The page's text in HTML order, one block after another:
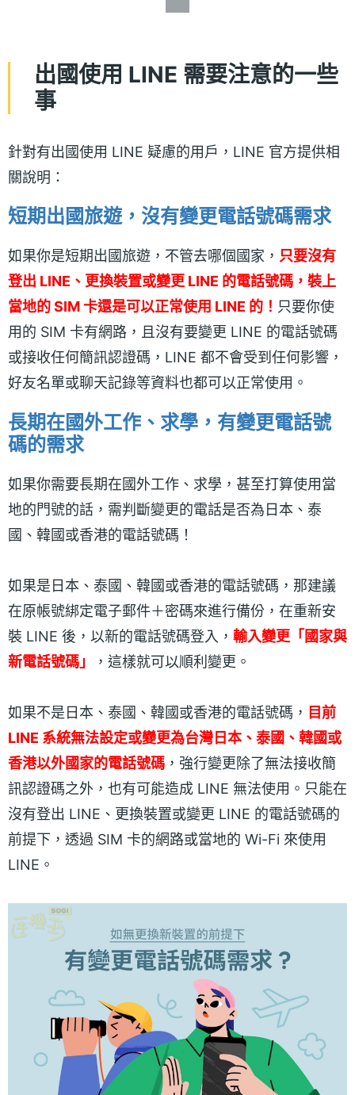
出國使用 LINE 需要注意的一些
事
針對有出國使用 LINE 疑慮的用戶，LINE 官方提供相
關說明：
短期出國旅遊，沒有變更電話號碼需求
如果你是短期出國旅遊，不管去哪個國家， 只要沒有
登出 LINE、更換裝置或變更 LINE 的電話號碼，裝上
當地的 SIM 卡還是可以正常使用 LINE 的！ 只要你使
用的 SIM 卡有網路，且沒有要變更 LINE 的電話號碼
或接收任何簡訊認證碼，LINE 都不會受到任何影響，
好友名單或聊天記錄等資料也都可以正常使用。
長期在國外工作、求學，有變更電話號
碼的需求
如果你需要長期在國外工作、求學，甚至打算使用當
地的門號的話，需判斷變更的電話是否為日本、泰
國、韓國或香港的電話號碼！
如果是日本、泰國、韓國或香港的電話號碼，那建議
在原帳號綁定電子郵件＋密碼來進行備份，在重新安
裝 LINE 後，以新的電話號碼登入， 輸入變更「國家與
新電話號碼」
，這樣就可以順利變更。
如果不是日本、泰國、韓國或香港的電話號碼， 目前
LINE 系統無法設定或變更為台灣日本、泰國、韓國或
香港以外國家的電話號碼 ，強行變更除了無法接收簡
訊認證碼之外，也有可能造成 LINE 無法使用。只能在
沒有登出 LINE、更換裝置或變更 LINE 的電話號碼的
前提下，透過 SIM 卡的網路或當地的 Wi-Fi 來使用
LINE。